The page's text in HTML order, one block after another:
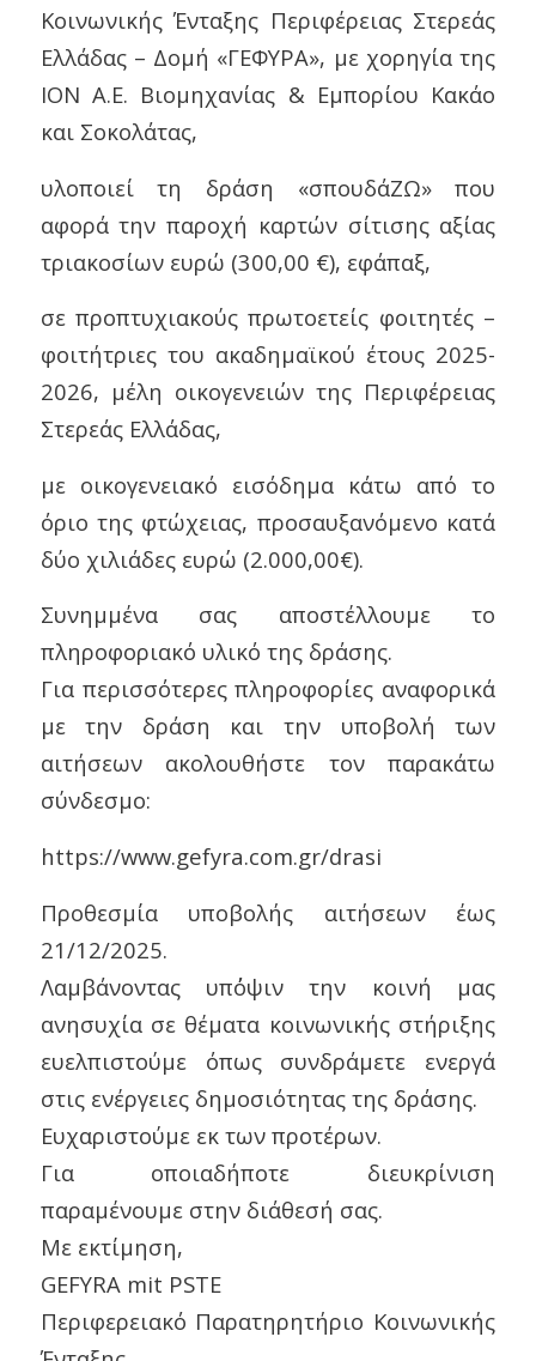
Κοινωνικής Ένταξης Περιφέρειας Στερεάς
Ελλάδας – Δομή «ΓΕΦΥΡΑ», με χορηγία της
ΙΟΝ Α.Ε. Βιομηχανίας & Εμπορίου Κακάο
και Σοκολάτας,
υλοποιεί τη δράση «σπουδάΖΩ» που
αφορά την παροχή καρτών σίτισης αξίας
τριακοσίων ευρώ (300,00 €), εφάπαξ,
σε προπτυχιακούς πρωτοετείς φοιτητές –
φοιτήτριες του ακαδημαϊκού έτους 2025-
2026, μέλη οικογενειών της Περιφέρειας
Στερεάς Ελλάδας,
με οικογενειακό εισόδημα κάτω από το
όριο της φτώχειας, προσαυξανόμενο κατά
δύο χιλιάδες ευρώ (2.000,00€).
Συνημμένα σας αποστέλλουμε το
πληροφοριακό υλικό της δράσης.
Για περισσότερες πληροφορίες αναφορικά
με την δράση και την υποβολή των
αιτήσεων ακολουθήστε τον παρακάτω
σύνδεσμο:
https://www.gefyra.com.gr/drasi
Προθεσμία υποβολής αιτήσεων έως
21/12/2025.
Λαμβάνοντας υπ΄όψιν την κοινή μας
ανησυχία σε θέματα κοινωνικής στήριξης
ευελπιστούμε όπως συνδράμετε ενεργά
στις ενέργειες δημοσιότητας της δράσης.
Ευχαριστούμε εκ των προτέρων.
Για οποιαδήποτε διευκρίνιση
παραμένουμε στην διάθεσή σας.
Με εκτίμηση,
GEFYRA mit PSTE
Περιφερειακό Παρατηρητήριο Κοινωνικής